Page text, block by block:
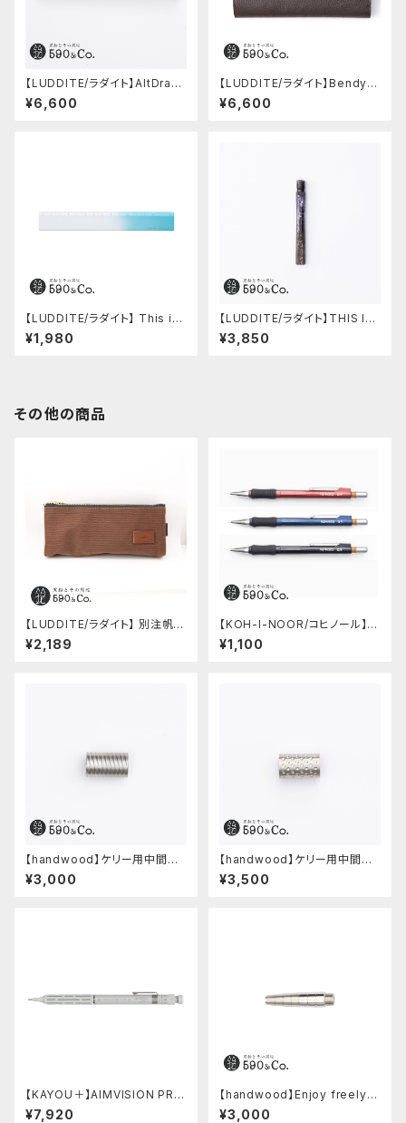
【LUDDITE/ラダイト】AltDraw
0.5 ブラック(ウォルナット)
¥6,600
【LUDDITE/ラダイト】Bendy P
encase Essential / ADRIA L
eather (WK)
¥6,600
【LUDDITE/ラダイト】 This in
dustrial / A6063 Ruler (SV/
TQ)
¥1,980
【LUDDITE/ラダイト】THIS IN
DUSTRIAL 芯ケース2 (Facto
ry Model RE)
¥3,850
その他の商品
【LUDDITE/ラダイト】 別注帆布
ベンディペンケース (コーヒー)
¥2,189
【KOH-I-NOOR/コヒノール】M
ephisto profi 5035シャープ
ペンシル(0.5mm)
¥1,100
【handwood】ケリー用中間パ
ーツ/カスタムグリップ (多条/ス
テンレス)
¥3,000
【handwood】ケリー用中間パ
ーツ/カスタムグリップ (ディンプ
ル/ステンレス)
¥3,500
【KAYOU＋】AIMVISION PR
O/エイムビジョンプロ (スノー
¥7,920
【handwood】Enjoy freely
前軸 (ステンレス)
¥3,000